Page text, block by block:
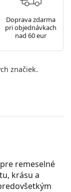
Doprava zdarma
pri objednávkach
nad 60 eur
značiek.
remeselné
krásu a